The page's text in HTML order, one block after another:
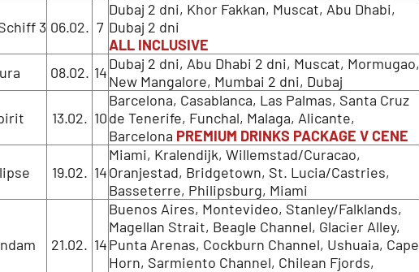
3 06.02. 7
Dubaj 2 dni, Khor Fakkan, Muscat, Abu Dhabi,
Dubaj 2 dni
ALL INCLUSIVE
08.02. 14Dubaj 2 dni, Abu Dhabi 2 dni, Muscat, Mormugao,
New Mangalore, Mumbai 2 dni, Dubaj
13.02. 10
Barcelona, Casablanca, Las Palmas, Santa Cruz
de Tenerife, Funchal, Malaga, Alicante,
Barcelona PREMIUM DRINKS PACKAGE V CENE
19.02. 14
Miami, Kralendijk, Willemstad/Curacao,
Oranjestad, Bridgetown, St. Lucia/Castries,
Basseterre, Philipsburg, Miami
21.02. 14
Buenos Aires, Montevideo, Stanley/Falklands,
Magellan Strait, Beagle Channel, Glacier Alley,
Punta Arenas, Cockburn Channel, Ushuaia, Cape
Horn, Sarmiento Channel, Chilean Fjords,